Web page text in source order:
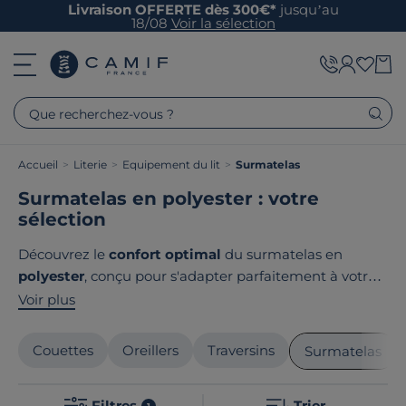
Livraison OFFERTE dès 300€* jusqu’au
18/08 Voir la sélection
Que recherchez-vous ?
Accueil > Literie > Equipement du lit > Surmatelas
Surmatelas en polyester : votre
sélection
Découvrez le confort optimal du surmatelas en
polyester, conçu pour s'adapter parfaitement à votre
literie. Offrez-vous des nuits de rêves grâce à sa
reconnue pour sa
résistance, assure unelongévité
. Envie de transformer votre
Voir plus
Couettes Oreillers Traversins Surmatelas